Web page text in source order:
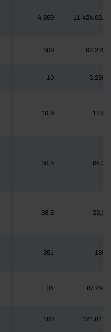
4.859 11.424.031
509 92.225
10 3.259
10,9 12,5
50,5 64,3
38,5 23,2
351 189
34 87.764
100 121.817